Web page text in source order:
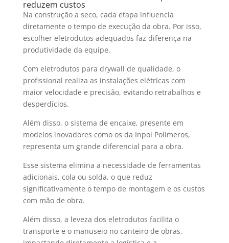
reduzem custos
Na construção a seco, cada etapa influencia
diretamente o tempo de execução da obra. Por isso,
escolher eletrodutos adequados faz diferença na
produtividade da equipe.
Com eletrodutos para drywall de qualidade, o
profissional realiza as instalações elétricas com
maior velocidade e precisão, evitando retrabalhos e
desperdícios.
Além disso, o sistema de encaixe, presente em
modelos inovadores como os da Inpol Polímeros,
representa um grande diferencial para a obra.
Esse sistema elimina a necessidade de ferramentas
adicionais, cola ou solda, o que reduz
significativamente o tempo de montagem e os custos
com mão de obra.
Além disso, a leveza dos eletrodutos facilita o
transporte e o manuseio no canteiro de obras,